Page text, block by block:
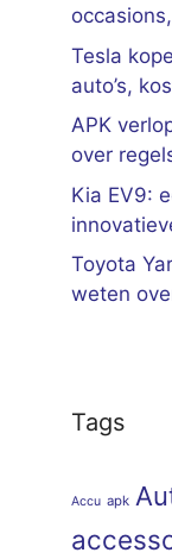
Tesla
auto’s,
APK
over
Kia EV9:
Toyota
weten
Tags
Accu apk